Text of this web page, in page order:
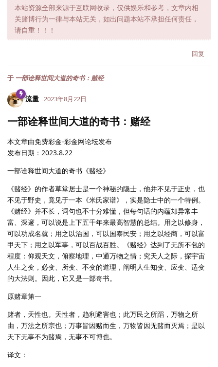
本站资源全部来源于互联网收录，仅供娱乐和参考，文章内相
关赌博行为一律与本站无关，如出问题本站不承担任何责任，
请自重！！！
回复
于 一部诠释世间大道的奇书：赌经
流量 2023年8月22日
一部诠释世间大道的奇书：赌经
本文章由免费彩金-彩金网论坛发布
发布日期：2023.8.22
一部诠释世间大道的奇书《赌经》
《赌经》的作者草堂居士是一个神秘的隐士，他并不见于正史，也
不见于野史，竟见于一本《米氏家谱》，实是隐士中的一个特例。
《赌经》并不长，词句也不十分难懂，但每句话的内蕴却异常丰
富、深邃，可以说是上下五千年来最高智慧的总结。用之以修身，
可以功成名就；用之以治国，可以国泰民安；用之以经商，可以富
甲天下；用之以军事，可以百战百胜。《赌经》达到了无所不包的
程度：仰观天文，俯察地理，中通万物之情；究天人之际，探宇宙
人生之变，必变、所变、不变的道理，阐明人生知变、应变、适变
的大法则。因此，它又是一部奇书。
原赌章第一
赌者，天性也。天性者，趋利避害也；此万民之所蹈，万物之所
由，万法之所宗也；万事皆因赌而生，万物皆因无赌而灭焉；是以
天下无事不为赌焉，无事不可博也。
译文：